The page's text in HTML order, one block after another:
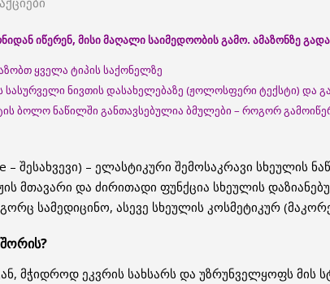
იწერენ, მისი მაღალი საიმედოობის გამო. ამაზონზეგადა
ყველა ტიპის საქონელზე
ნივთის დასახელებაზე (ჟოლოსფერი ტექსტი) და
ბოლო ნაწილში განთავსებულია ბმულები – როგორ
– შესახვევი) – ელასტიკური შემოსაკრავი სხეულის
მთავარი და ძირითადი ფუნქცია სხეულის
სამედიცინო, ასევე სხეულის კოსმეტიკურ
მჭიდროდ ეკვრის სახსარს და უზრუნველყოფს მის